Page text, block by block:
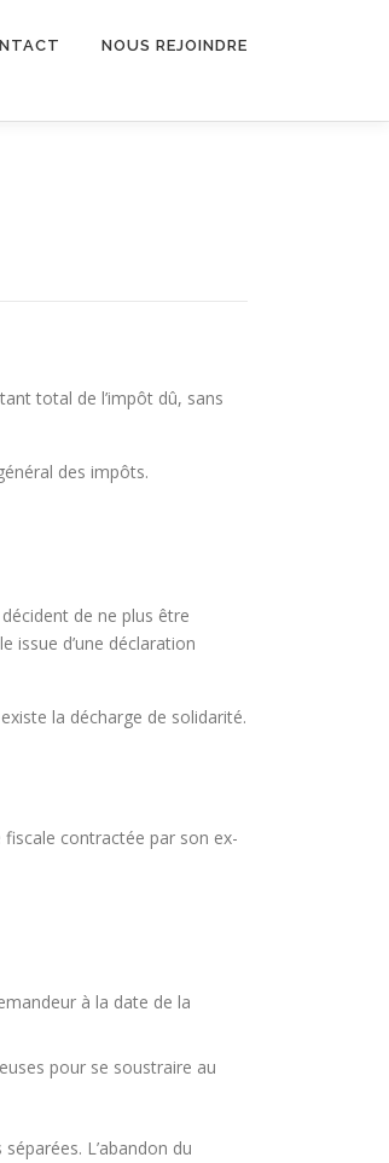
NOUS REJOINDRE
total de l’impôt dû, sans
des impôts.
de ne plus être
issue d’une déclaration
la décharge de solidarité.
contractée par son ex-
à la date de la
pour se soustraire au
L’abandon du